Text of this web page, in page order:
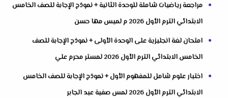
مراجعة رياضيات شاملة للوحدة الثانية + نموذج الإجابة للصف الخامس
الابتدائي الترم الأول 2026 م لميس مها حسن
امتحان لغة انجليزية على الوحدة الأولى + نموذج الإجابة للصف
الخامس الابتدائي الترم الأول 2026 لمستر محرم علي
اختبار علوم شامل للمفهوم الأول + نموذج الإجابة للصف الخامس
الابتدائي الترم الأول 2026 لمس صفية عبد الجابر